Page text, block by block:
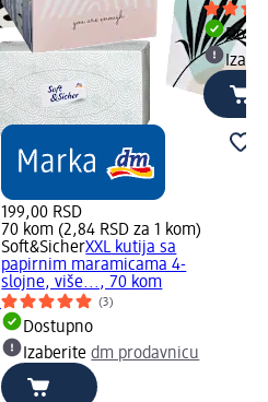
199,00 RSD
70 kom (2,84 RSD za 1 kom)
Soft&SicherXXL kutija sa
papirnim maramicama 4-
slojne, više..., 70 kom
(3)
Dostupno
Izaberitedm prodavnicu